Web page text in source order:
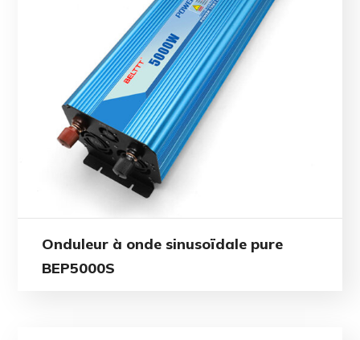
Onduleur à onde sinusoïdale pure
BEP5000S